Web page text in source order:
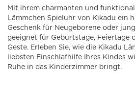
Mit ihrem charmanten und
Lämmchen Spieluhr von Kikadu ein
Geschenk für Neugeborene oder
geeignet für Geburtstage, Feiertage
Geste. Erleben Sie, wie die Kikadu
liebsten Einschlafhilfe Ihres Kindes
Ruhe in das Kinderzimmer bringt.